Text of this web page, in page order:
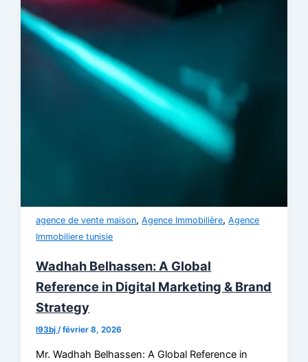
agence de vente maison,Agence Immobilière,Agence
Immobiliere tunisie
Wadhah Belhassen: A Global
Reference in Digital Marketing & Brand
Strategy
l93bj/février 8, 2026
Mr. Wadhah Belhassen: A Global Reference in